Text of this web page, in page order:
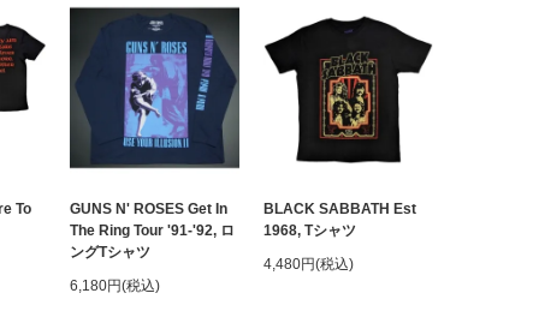
To
GUNS N' ROSES Get In
The Ring Tour '91-'92, ロ
ングTシャツ
6,180円(税込)
BLACK SABBATH Est
1968, Tシャツ
4,480円(税込)